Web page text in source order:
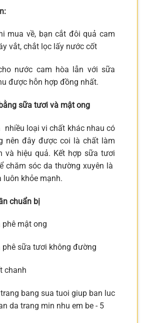
mua về, bạn cắt đôi quả cam
vắt, chắt lọc lấy nước cốt
nước cam hòa lẫn với sữa
được hỗn hợp đồng nhất.
sữa tươi và mật ong
nhiều loại vi chất khác nhau có
nên đây được coi là chất làm
và hiệu quả. Kết hợp sữa tươi
chăm sóc da thường xuyên là
luôn khỏe mạnh.
chuẩn bị
mật ong
phê sữa tươi không đường
chanh